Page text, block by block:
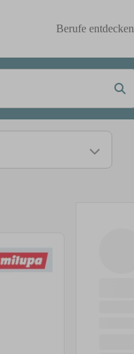
Berufe entdecken